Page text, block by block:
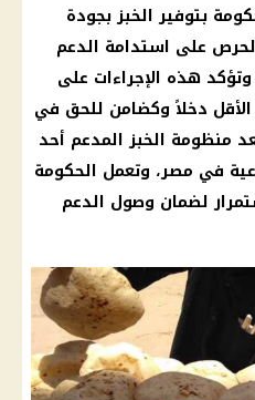
بتوفيرالخبزبجودة
على استدامة الدعم
وتؤكد هذه الإجراءات على
دخلاً وكضامن للحق في
منظومة الخبز المدعم أحد
في مصر، وتعمل الحكومة
لضمان وصول الدعم